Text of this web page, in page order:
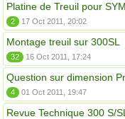
Platine de Treuil pour
2 17 Oct 2011, 20:02
Montage treuil sur 300SL
32
16 Oct 2011, 17:24
Question sur dimension
4 01 Oct 2011, 19:47
Revue Technique 300 S/